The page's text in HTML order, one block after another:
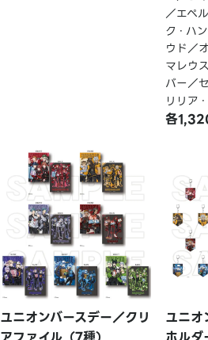
／エペ
ク・ハ
ウド／
マレウ
バー／
リリア
各
ユニオンバースデー／クリ
ユニオ